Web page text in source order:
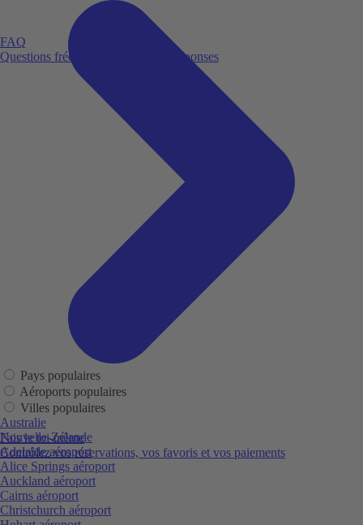
FAQ
Questions fréquemment posées et réponses
Fais le toi-même
Contrôlez vos réservations, vos favoris et vos paiements
Pays populaires
Aéroports populaires
Villes populaires
Australie
Nouvelle-Zélande
Adelaide aéroport
Alice Springs aéroport
Auckland aéroport
Cairns aéroport
Christchurch aéroport